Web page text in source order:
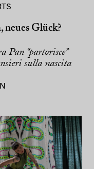
neues Glück?
Pan “partorisce”
sulla nascita